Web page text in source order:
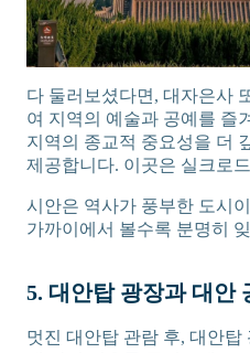
다 둘러보셨다면, 대자은사
여 지역의 예술과 공예를 즐
지역의 종교적 중요성을 더
제공합니다. 이곳은 실크로
시안은 역사가 풍부한 도시
가까이에서 볼수록 분명히
5. 대안탑 광장과 대안
멋진 대안탑 관람 후, 대안